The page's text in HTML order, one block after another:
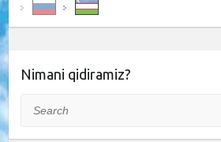
Nimani qidiramiz?